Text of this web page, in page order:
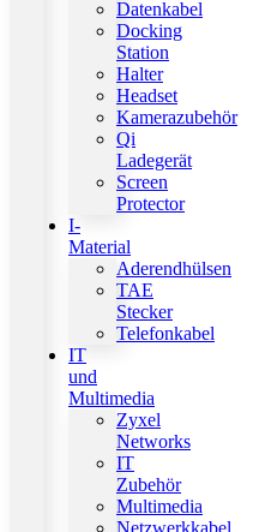
Datenkabel
Docking
Station
Halter
Headset
Kamerazubehör
Qi
Ladegerät
Screen
Protector
I-
Material
Aderendhülsen
TAE
Stecker
Telefonkabel
IT
und
Multimedia
Zyxel
Networks
IT
Zubehör
Multimedia
Netzwerkkabel